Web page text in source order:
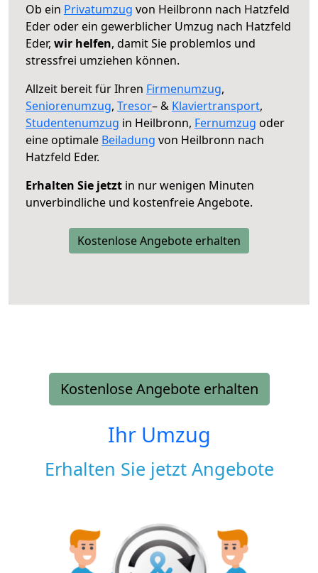
Ob ein Privatumzug von Heilbronn nach Hatzfeld
Eder oder ein gewerblicher Umzug nach Hatzfeld
Eder, wir helfen, damit Sie problemlos und
stressfrei umziehen können.
Allzeit bereit für Ihren Firmenumzug,
Seniorenumzug, Tresor– & Klaviertransport,
Studentenumzug in Heilbronn, Fernumzug oder
eine optimale Beiladung von Heilbronn nach
Hatzfeld Eder.
Erhalten Sie jetzt in nur wenigen Minuten
unverbindliche und kostenfreie Angebote.
Kostenlose Angebote erhalten
Kostenlose Angebote erhalten
Ihr Umzug
Erhalten Sie jetzt Angebote